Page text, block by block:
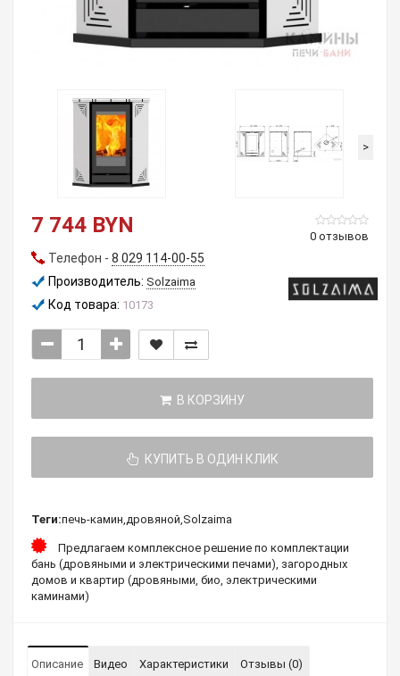
>
0 отзывов
7 744 BYN
Телефон - 8 029 114-00-55
Производитель: Solzaima
Код товара: 10173
В КОРЗИНУ
КУПИТЬ В ОДИН КЛИК
Теги:печь-камин,дровяной,Solzaima
Предлагаем комплексное решение по комплектации
бань (дровяными и электрическими печами), загородных
домов и квартир (дровяными, био, электрическими
каминами)
Описание Видео Характеристики Отзывы (0)